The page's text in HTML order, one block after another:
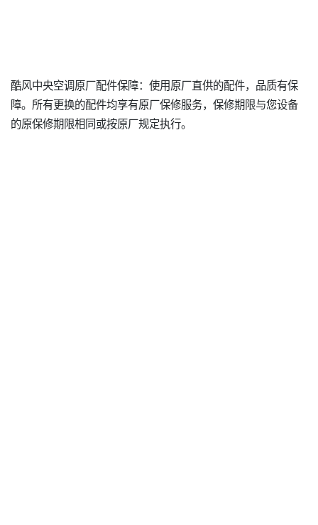
酷风中央空调原厂配件保障：使用原厂直供的配件，品质有保
障。所有更换的配件均享有原厂保修服务，保修期限与您设备
的原保修期限相同或按原厂规定执行。